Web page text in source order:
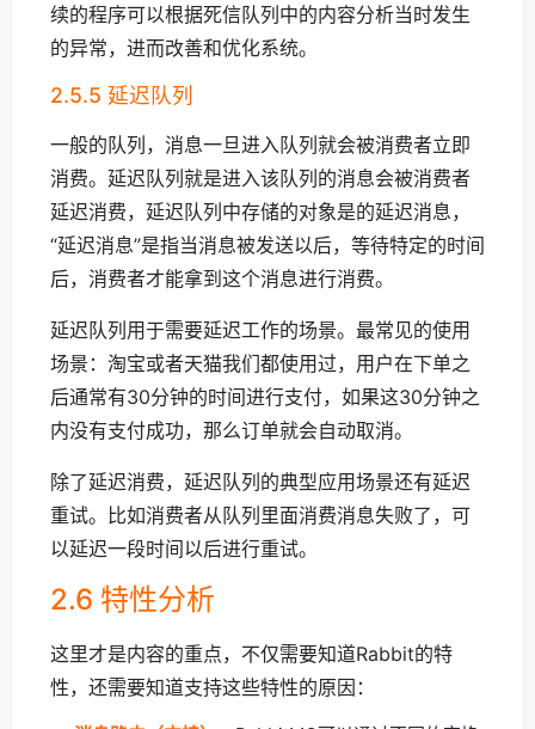
续的程序可以根据死信队列中的内容分析当时发生
的异常，进而改善和优化系统。
2.5.5 延迟队列
一般的队列，消息一旦进入队列就会被消费者立即
消费。延迟队列就是进入该队列的消息会被消费者
延迟消费，延迟队列中存储的对象是的延迟消息，
“延迟消息”是指当消息被发送以后，等待特定的时间
后，消费者才能拿到这个消息进行消费。
延迟队列用于需要延迟工作的场景。最常见的使用
场景：淘宝或者天猫我们都使用过，用户在下单之
后通常有30分钟的时间进行支付，如果这30分钟之
内没有支付成功，那么订单就会自动取消。
除了延迟消费，延迟队列的典型应用场景还有延迟
重试。比如消费者从队列里面消费消息失败了，可
以延迟一段时间以后进行重试。
2.6 特性分析
这里才是内容的重点，不仅需要知道Rabbit的特
性，还需要知道支持这些特性的原因：